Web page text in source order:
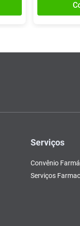
Serviços
Convênio
Serviços